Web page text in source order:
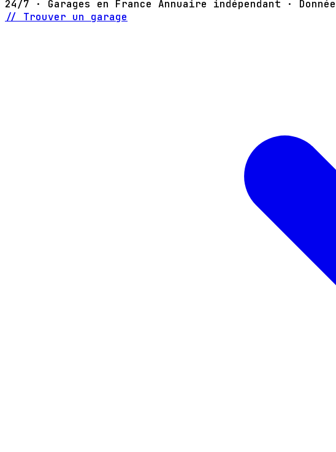
24/7 · Garages en France Annuaire indépendant ·
// Trouver un garage